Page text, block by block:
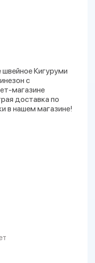
Кигуруми
с
магазине
доставка по
в нашем магазине!